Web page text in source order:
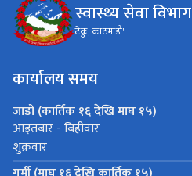
स्वास्थ्य सेवा विभाग
टेकु, काठमाडौं'
कार्यालय समय
जाडो (कार्तिक १६ देखि माघ १५)
आइतबार - बिहीवार
शुक्रवार